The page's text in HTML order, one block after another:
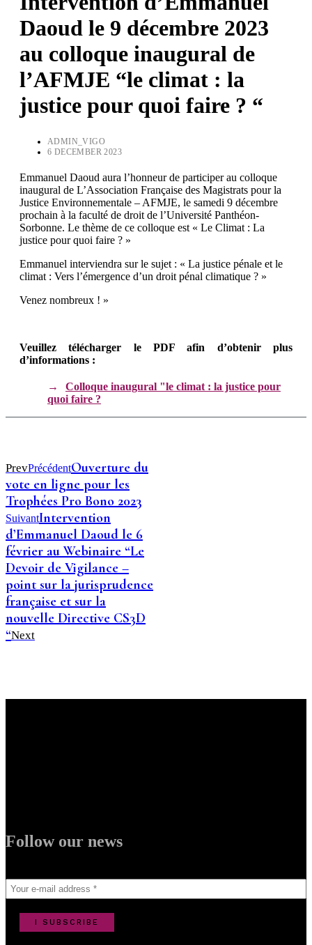
Daoud le 9 décembre 2023
au colloque inaugural de
l’AFMJE “le climat : la
justice pour quoi faire ? “
ADMIN_VIGO
6 DECEMBER 2023
Emmanuel Daoud aura l’honneur de participer au colloque
inaugural de L’Association Française des Magistrats pour la
Justice Environnementale – AFMJE, le samedi 9 décembre
prochain à la faculté de droit de l’Université Panthéon-
Sorbonne. Le thème de ce colloque est « Le Climat : La
justice pour quoi faire ? »
Emmanuel interviendra sur le sujet : « La justice pénale et le
climat : Vers l’émergence d’un droit pénal climatique ? »
Venez nombreux ! »
Veuillez télécharger le PDF afin d’obtenir plus
d’informations :
Colloque inaugural "le climat : la justice pour
quoi faire ?
PrevPrécédentOuverture du
vote en ligne pour les
Trophées Pro Bono 2023
SuivantIntervention
d’Emmanuel Daoud le 6
février au Webinaire “Le
Devoir de Vigilance –
point sur la jurisprudence
française et sur la
nouvelle Directive CS3D
“Next
Follow our news